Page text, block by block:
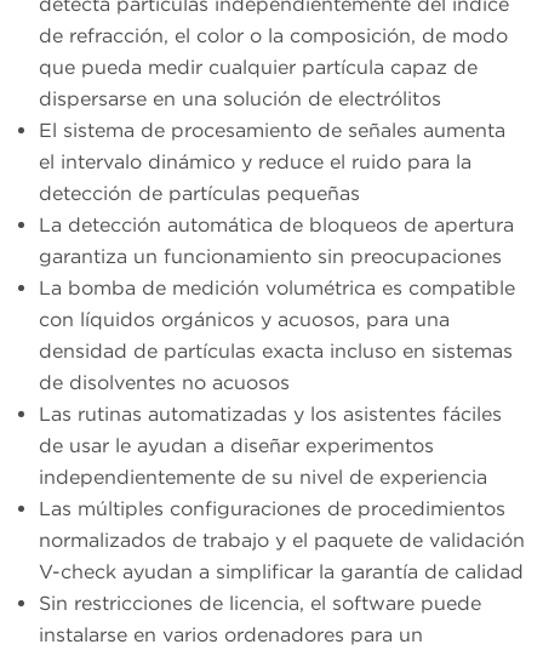
de refracción, el color o la composición, de modo
que pueda medir cualquier partícula capaz de
dispersarse en una solución de electrólitos
El sistema de procesamiento de señales aumenta
el intervalo dinámico y reduce el ruido para la
detección de partículas pequeñas
La detección automática de bloqueos de apertura
garantiza un funcionamiento sin preocupaciones
La bomba de medición volumétrica es compatible
con líquidos orgánicos y acuosos, para una
densidad de partículas exacta incluso en sistemas
de disolventes no acuosos
Las rutinas automatizadas y los asistentes fáciles
de usar le ayudan a diseñar experimentos
independientemente de su nivel de experiencia
Las múltiples configuraciones de procedimientos
normalizados de trabajo y el paquete de validación
V-check ayudan a simplificar la garantía de calidad
Sin restricciones de licencia, el software puede
instalarse en varios ordenadores para un